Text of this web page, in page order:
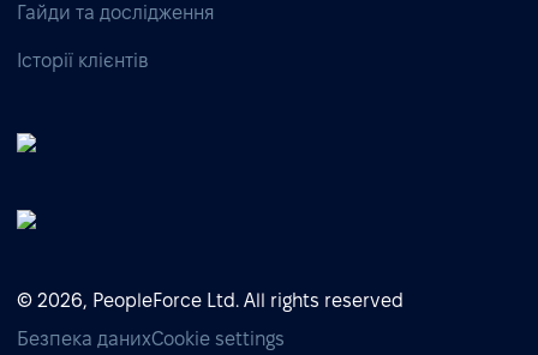
Гайди та дослідження
Історії клієнтів
© 2026, PeopleForce Ltd. All rights reserved
Безпека данихCookie settings